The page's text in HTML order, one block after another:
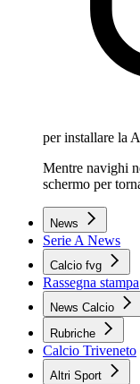
per installare la
Mentre navighi
schermo per
News
Serie A News
Calcio fvg
Rassegna stampa
News Calcio
Rubriche
Calcio Triveneto
Altri Sport